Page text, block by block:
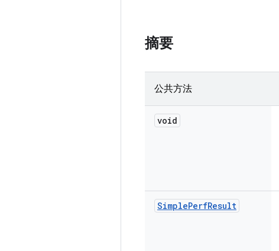
摘要
公共方法
void
SimplePerfResult